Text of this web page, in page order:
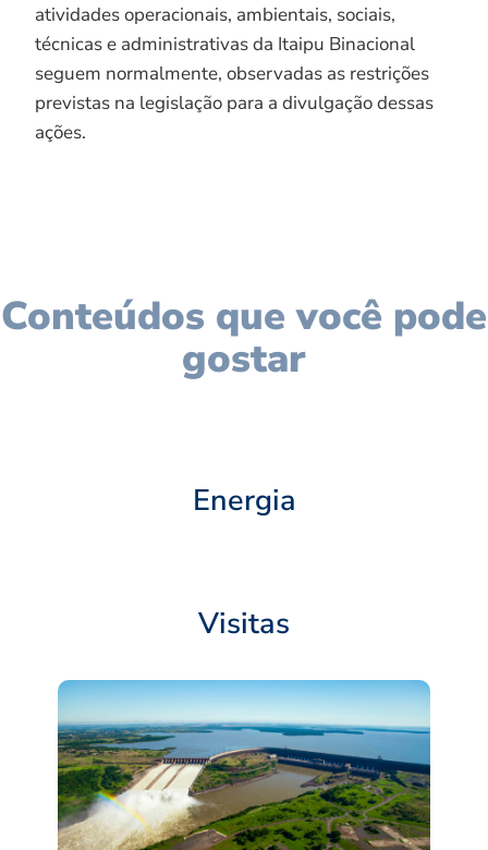
atividades operacionais, ambientais, sociais,
técnicas e administrativas da Itaipu Binacional
seguem normalmente, observadas as restrições
previstas na legislação para a divulgação dessas
ações.
Conteúdos que você pode
gostar
Energia
Visitas